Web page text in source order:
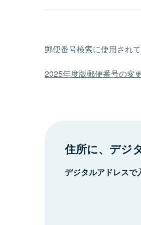
郵便番号検索に使用され
2025年度版郵便番号の変
住所に、デジ
デジタルアドレスで